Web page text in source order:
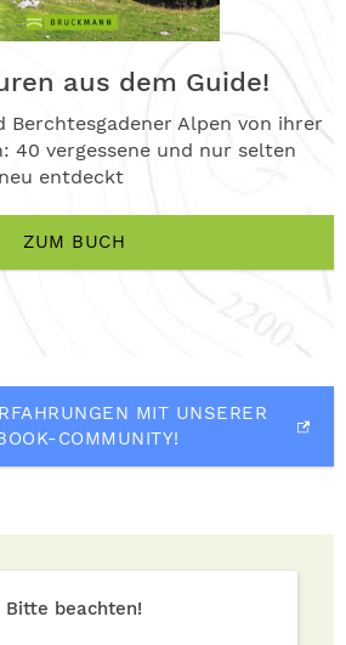
aus dem Guide!
Berchtesgadener Alpen von ihrer
40 vergessene und nur selten
entdeckt
ZUM BUCH
MIT UNSERER
COMMUNITY!
Bitte beachten!